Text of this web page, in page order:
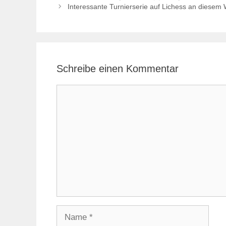
Interessante Turnierserie auf Lichess an diesem
Schreibe einen Kommentar